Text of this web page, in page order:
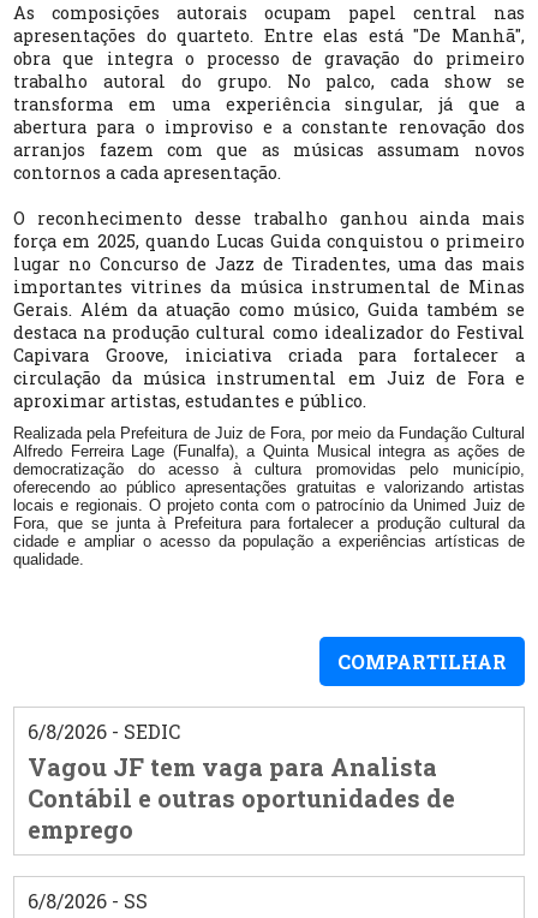
As composições autorais ocupam papel central nas
apresentações do quarteto. Entre elas está"De Manhã",
obra que integra o processo de gravação do primeiro
trabalho autoral do grupo. No palco, cada show se
transforma em uma experiência singular, já que a
abertura para o improviso e a constante renovação dos
arranjos fazem com que as músicas assumam novos
contornos a cada apresentação.
O reconhecimento desse trabalho ganhou ainda mais
força em 2025, quando Lucas Guida conquistou o primeiro
lugar no Concurso de Jazz de Tiradentes, uma das mais
importantes vitrines da música instrumental de Minas
Gerais. Além da atuação como músico, Guida também se
destaca na produção cultural como idealizador do Festival
Capivara Groove, iniciativa criada para fortalecer a
circulação da música instrumental em Juiz de Fora e
aproximar artistas, estudantes e público.
Realizada pela Prefeitura de Juiz de Fora, por meio da Fundação Cultural
Alfredo Ferreira Lage (Funalfa), a Quinta Musical integra as ações de
democratização do acesso à cultura promovidas pelo município,
oferecendo ao público apresentações gratuitas e valorizando artistas
locais e regionais. O projeto conta com o patrocínio da Unimed Juiz de
Fora, que se junta à Prefeitura para fortalecer a produção cultural da
cidade e ampliar o acesso da população a experiências artísticas de
qualidade.
COMPARTILHAR
6/8/2026 - SEDIC
Vagou JF tem vaga para Analista
Contábil e outras oportunidades de
emprego
6/8/2026 - SS